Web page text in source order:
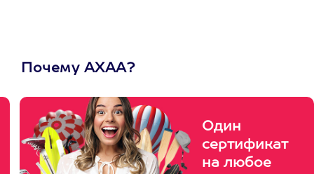
Почему АХАА?
Один
сертификат
на любое